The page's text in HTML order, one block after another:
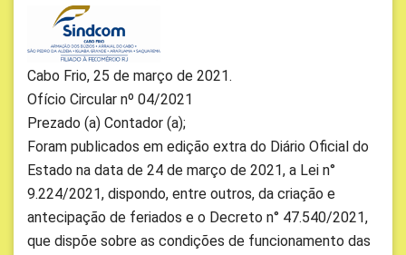
Cabo Frio, 25 de março de 2021.
Ofício Circular nº 04/2021
Prezado (a) Contador (a);
Foram publicados em edição extra do Diário Oficial do
Estado na data de 24 de março de 2021, a Lei n°
9.224/2021, dispondo, entre outros, da criação e
antecipação de feriados e o Decreto n° 47.540/2021,
que dispõe sobre as condições de funcionamento das